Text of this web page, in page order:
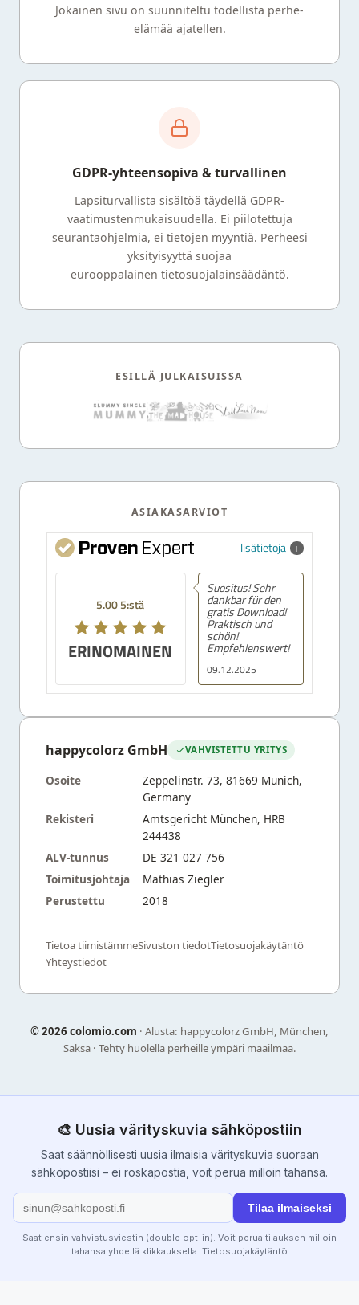
Jokainen sivu on suunniteltu todellista perhe-
elämää ajatellen.
GDPR-yhteensopiva & turvallinen
Lapsiturvallista sisältöä täydellä GDPR-
vaatimustenmukaisuudella. Ei piilotettuja
seurantaohjelmia, ei tietojen myyntiä. Perheesi
yksityisyyttä suojaa
eurooppalainen tietosuojalainsäädäntö.
ESILLÄ JULKAISUISSA
ASIAKASARVIOT
lisätietoja
5.00 5:stä
ERINOMAINEN
09.12.2025
Suositus! Sehr
dankbar für den
gratis Download!
Praktisch und
schön!
Empfehlenswert!
happycolorz GmbH VAHVISTETTU YRITYS
Osoite
Zeppelinstr. 73, 81669 Munich,
Germany
Rekisteri
Amtsgericht München, HRB
244438
ALV-tunnus
DE 321 027 756
Toimitusjohtaja
Mathias Ziegler
Perustettu
2018
Tietoa tiimistämmeSivuston tiedotTietosuojakäytäntö
Yhteystiedot
©2026 colomio.com · Alusta: happycolorz GmbH, München,
Saksa · Tehty huolella perheille ympäri maailmaa.
🎨 Uusia värityskuvia sähköpostiin
Saat säännöllisesti uusia ilmaisia värityskuvia suoraan
sähköpostiisi – ei roskapostia, voit perua milloin tahansa.
Tilaa ilmaiseksi
Saat ensin vahvistusviestin (double opt-in). Voit perua tilauksen milloin
tahansa yhdellä klikkauksella. Tietosuojakäytäntö